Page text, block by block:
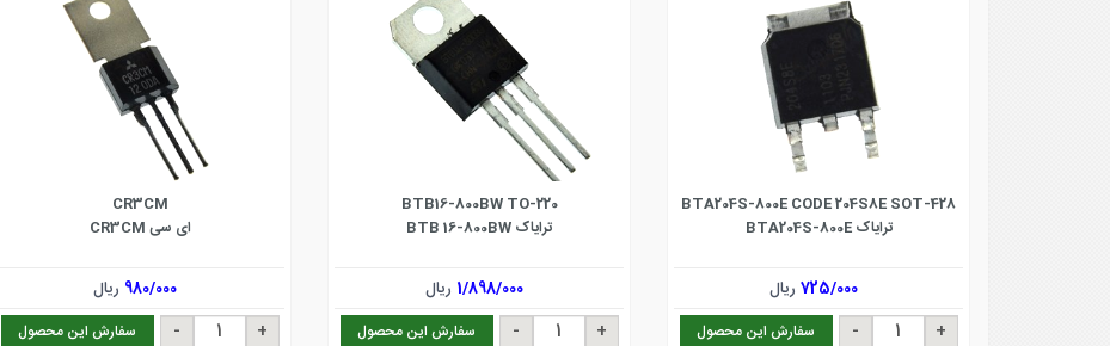
BTA204S-800E CODE 204S8E SOT-428
ترایاک BTA204S-800E
725/000ریال
سفارش این محصول
BTB16-800BW TO-220
ترایاک BTB 16-800BW
1/898/000 ریال
سفارش این محصول
CR3CM
ای سی CR3CM
980/000 ریال
سفارش این محصول